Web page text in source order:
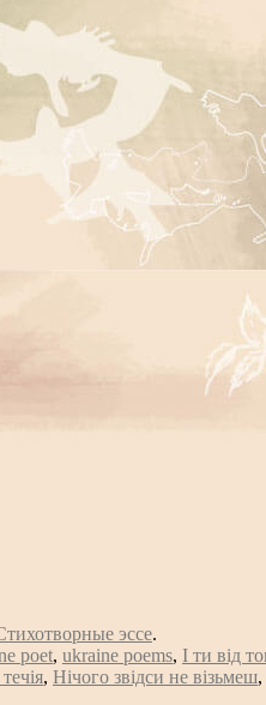
эссе.
poet, ukraine poems, І ти від
, Нічого звідси не візьмеш,